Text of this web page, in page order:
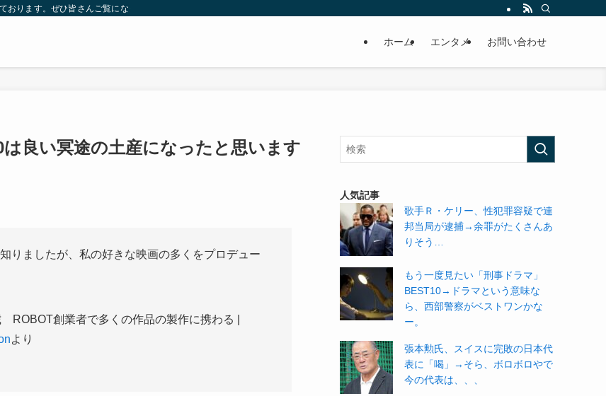
ります。ぜひ皆さんご覧になっていってください。
ホーム エンタメ お問い合わせ
良い冥途の土産になったと思います
りましたが、私の好きな映画の多くをプロデュー
創業者で多くの作品の製作に携わる |
より
人気記事
歌手Ｒ・ケリー、性犯罪容疑で連
邦当局が逮捕→余罪がたくさんあ
りそう…
もう一度見たい「刑事ドラマ」
BEST10→ドラマという意味な
ら、西部警察がベストワンかな
ー。
張本勲氏、スイスに完敗の日本代
表に「喝」→そら、ボロボロやで
今の代表は、、、